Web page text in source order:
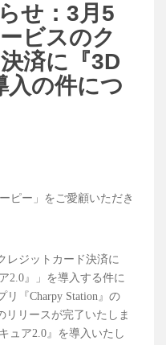
せ：3月5
ビスのク
済に『3D
入の件につ
ピー」をご愛顧いただき
レジットカード決済に
2.0』」を導入する件に
『Charpy Station』の
リリースが完了いたしま
ュア2.0』を導入いたし